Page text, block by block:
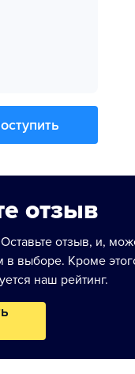
отзыв
отзыв, и,
в выборе. Кроме
наш рейтинг.